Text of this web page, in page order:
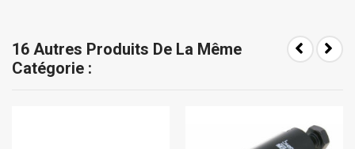
16 Autres Produits De La Même
Catégorie :